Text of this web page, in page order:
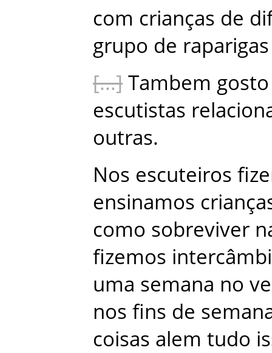
com crianças de
grupo de raparigas
Tambem gosto
escutistas
outras.
Nos escuteiros
ensinamos
como sobreviver
fizemos
uma semana no
nos fins de
coisas alem tudo